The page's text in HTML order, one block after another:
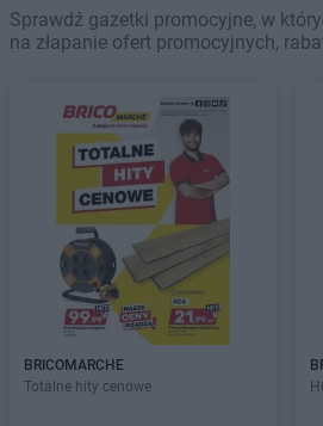
Sprawdź gazetki promocyjne, w
na złapanie ofert promocyjnych,
BRICOMARCHE
Totalne hity cenowe